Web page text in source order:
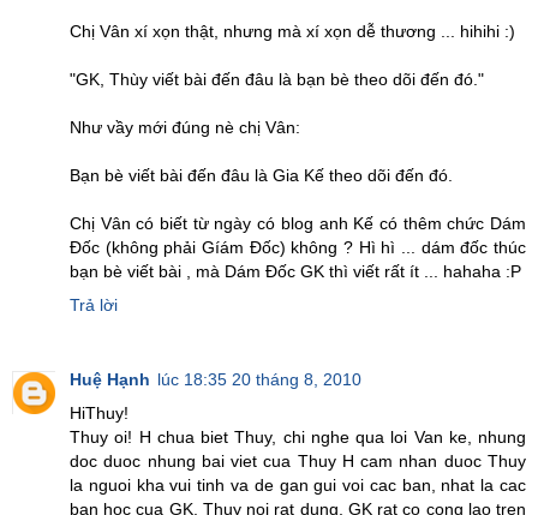
Chị Vân xí xọn thật, nhưng mà xí xọn dễ thương ... hihihi :)
"GK, Thùy viết bài đến đâu là bạn bè theo dõi đến đó."
Như vầy mới đúng nè chị Vân:
Bạn bè viết bài đến đâu là Gia Kế theo dõi đến đó.
Chị Vân có biết từ ngày có blog anh Kế có thêm chức Dám
Đốc (không phải Gíám Đốc) không ? Hì hì ... dám đốc thúc
bạn bè viết bài , mà Dám Đốc GK thì viết rất ít ... hahaha :P
Trả lời
Huệ Hạnh lúc 18:35 20 tháng 8, 2010
HiThuy!
Thuy oi! H chua biet Thuy, chi nghe qua loi Van ke, nhung
doc duoc nhung bai viet cua Thuy H cam nhan duoc Thuy
la nguoi kha vui tinh va de gan gui voi cac ban, nhat la cac
ban hoc cua GK. Thuy noi rat dung, GK rat co cong lao tren